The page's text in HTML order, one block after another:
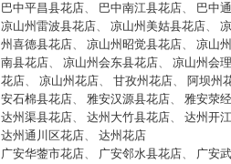
巴中平昌县花店、 巴中南江县花店、 巴中
凉山州雷波县花店、 凉山州美姑县花店、
州喜德县花店、 凉山州昭觉县花店、 凉山
南县花店、 凉山州会东县花店、 凉山州会
花店、 凉山州花店、 甘孜州花店、 阿坝州
安石棉县花店、 雅安汉源县花店、 雅安荥
达州渠县花店、 达州大竹县花店、 达州开
达州通川区花店、 达州花店
广安华蓥市花店、 广安邻水县花店、 广安